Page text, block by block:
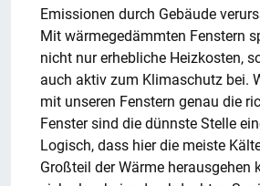
Emissionen durch Gebäude
Mit wärmegedämmten Fenstern
nicht nur erhebliche Heizkosten,
auch aktiv zum Klimaschutz bei.
mit unseren Fenstern genau die
Fenster sind die dünnste Stelle
Logisch, dass hier die meiste
Großteil der Wärme herausgehen